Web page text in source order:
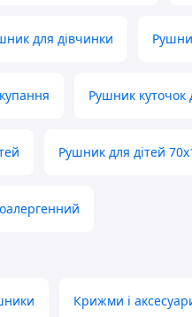
для дівчинки
Рушник куточок
Рушник для дітей
Крижми і